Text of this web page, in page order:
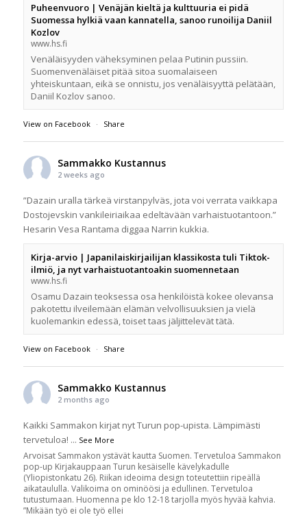
Puheenvuoro | Venäjän kieltä ja kulttuuria ei pidä
Suomessa hylkiä vaan kannatella, sanoo runoilija Daniil
Kozlov
www.hs.fi
Venäläisyyden väheksyminen pelaa Putinin pussiin.
Suomenvenäläiset pitää sitoa suomalaiseen
yhteiskuntaan, eikä se onnistu, jos venäläisyyttä pelätään,
Daniil Kozlov sanoo.
View on Facebook · Share
Sammakko Kustannus
2 weeks ago
”Dazain uralla tärkeä virstanpylväs, jota voi verrata vaikkapa
Dostojevskin vankileiriaikaa edeltävään varhaistuotantoon.”
Hesarin Vesa Rantama diggaa Narrin kukkia.
Kirja-arvio | Japanilaiskirjailijan klassikosta tuli Tiktok-
ilmiö, ja nyt varhaistuotantoakin suomennetaan
www.hs.fi
Osamu Dazain teoksessa osa henkilöistä kokee olevansa
pakotettu ilveilemään elämän velvollisuuksien ja vielä
kuolemankin edessä, toiset taas jäljittelevät tätä.
View on Facebook · Share
Sammakko Kustannus
2 months ago
Kaikki Sammakon kirjat nyt Turun pop-upista. Lämpimästi
tervetuloa!
Arvoisat Sammakon ystävät kautta Suomen. Tervetuloa Sammakon
pop-up Kirjakauppaan Turun kesäiselle kävelykadulle
(Yliopistonkatu 26). Riikan ideoima design toteutettiin ripeällä
aikataululla. Valikoima on ominöösi ja edullinen. Tervetuloa
tutustumaan. Huomenna pe klo 12-18 tarjolla myös hyvää kahvia.
”Mikään työ ei ole työ ellei
... See More